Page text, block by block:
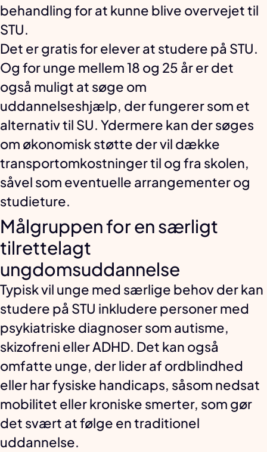
behandling for at kunne blive overvejet til
STU.
Det er gratis for elever at studere på STU.
Og for unge mellem 18 og 25 år er det
også muligt at søge om
uddannelseshjælp, der fungerer som et
alternativ til SU. Ydermere kan der søges
om økonomisk støtte der vil dække
transportomkostninger til og fra skolen,
såvel som eventuelle arrangementer og
studieture.
Målgruppen for en særligt
tilrettelagt
ungdomsuddannelse
Typisk vil unge med særlige behov der kan
studere på STU inkludere personer med
psykiatriske diagnoser som autisme,
skizofreni eller ADHD. Det kan også
omfatte unge, der lider af ordblindhed
eller har fysiske handicaps, såsom nedsat
mobilitet eller kroniske smerter, som gør
det svært at følge en traditionel
uddannelse.